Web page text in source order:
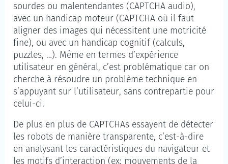
sourdes ou malentendantes (CAPTCHA audio),
avec un handicap moteur (CAPTCHA où il faut
aligner des images qui nécessitent une motricité
fine), ou avec un handicap cognitif (calculs,
puzzles, …). Même en termes d’expérience
utilisateur en général, c’est problématique car on
cherche à résoudre un problème technique en
s’appuyant sur l’utilisateur, sans contrepartie pour
celui-ci.
De plus en plus de CAPTCHAs essayent de détecter
les robots de manière transparente, c’est-à-dire
en analysant les caractéristiques du navigateur et
les motifs d’interaction (ex: mouvements de la